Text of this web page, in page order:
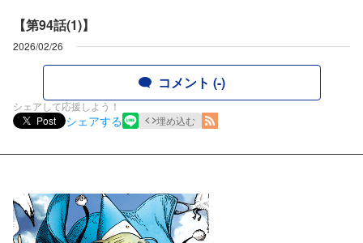
【第94話(1)】
2026/02/26
コメント (-)
シェアして応援しよう！
Post
シェアする 埋め込む